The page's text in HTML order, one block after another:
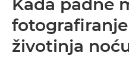
Kada padne
životinja